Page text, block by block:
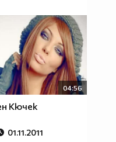
04:56
Кючек
01.11.2011